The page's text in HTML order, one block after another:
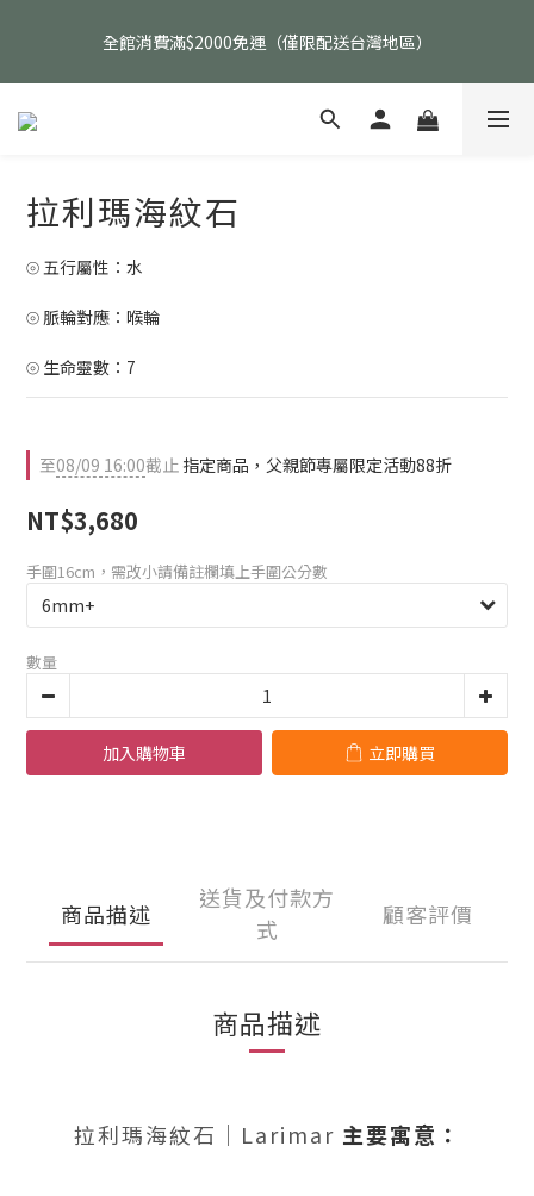
品除外）
全館消費滿$2000免運（僅限配送台灣地區）
父親節活動｜指定品項任選兩件88折（礦標｜高品水晶｜客製化商
拉利瑪海紋石
⦾ 五行屬性：水
⦾ 脈輪對應：喉輪
⦾ 生命靈數：7
至08/09 16:00截止 指定商品，父親節專屬限定活動88折
NT$3,680
手圍16cm，需改小請備註欄填上手圍公分數
數量
加入購物車 立即購買
商品描述
送貨及付款方
式
顧客評價
商品描述
拉利瑪海紋石｜Larimar 主要寓意：